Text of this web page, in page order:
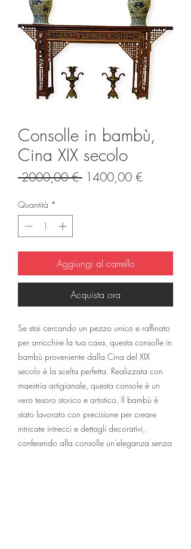
Consolle in bambù,
Cina XIX secolo
2000,00 € Prezzo
1400,00 €Prezzo
Quantità *
Aggiungi al carrello
Acquista ora
Se stai cercando un pezzo unico e raffinato
per arricchire la tua casa, questa consolle in
bambù proveniente dalla Cina del XIX
secolo è la scelta perfetta. Realizzata con
maestria artigianale, questa console è un
vero tesoro storico e artistico. Il bambù è
stato lavorato con precisione per creare
intricate intrecci e dettagli decorativi,
conferendo alla consolle un'eleganza senza